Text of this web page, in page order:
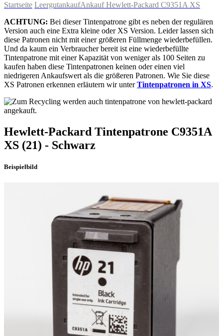
Startseite LeergutankaufAnkauf Hewlett-Packard C9351A XS
ACHTUNG: Bei dieser Tintenpatrone gibt es neben der regulären
Version auch eine Extra kleine oder XS Version. Leider lassen sich
diese Patronen nicht mit einer größeren Füllmenge wiederbefüllen.
Und da kaum ein Verbraucher bereit ist eine wiederbefüllte
Tintenpatrone mit einer Kapazität von weniger als 100 Seiten zu
kaufen haben diese Tintenpatronen keinen oder einen viel
niedrigeren Ankaufswert als die größeren Patronen. Wie Sie diese
XS Patronen erkennen erläutern wir unterTintenpatronen in XS.
Hewlett-Packard Tintenpatrone C9351A
XS (21) - Schwarz
Beispielbild